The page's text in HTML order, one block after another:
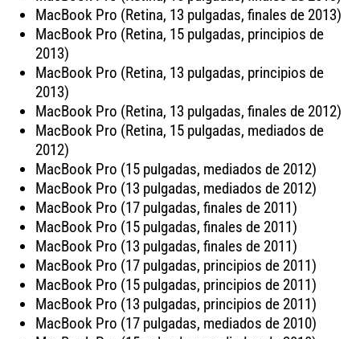
MacBook Pro (Retina, 13 pulgadas, finales de 2013)
MacBook Pro (Retina, 15 pulgadas, principios de
2013)
MacBook Pro (Retina, 13 pulgadas, principios de
2013)
MacBook Pro (Retina, 13 pulgadas, finales de 2012)
MacBook Pro (Retina, 15 pulgadas, mediados de
2012)
MacBook Pro (15 pulgadas, mediados de 2012)
MacBook Pro (13 pulgadas, mediados de 2012)
MacBook Pro (17 pulgadas, finales de 2011)
MacBook Pro (15 pulgadas, finales de 2011)
MacBook Pro (13 pulgadas, finales de 2011)
MacBook Pro (17 pulgadas, principios de 2011)
MacBook Pro (15 pulgadas, principios de 2011)
MacBook Pro (13 pulgadas, principios de 2011)
MacBook Pro (17 pulgadas, mediados de 2010)